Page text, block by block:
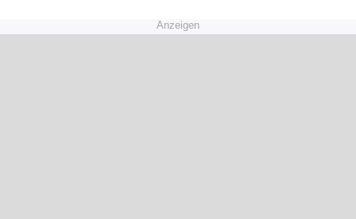
Anzeigen